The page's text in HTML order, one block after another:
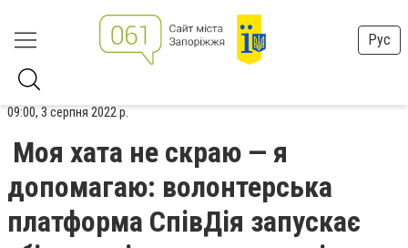
Рус
09:00, 3 серпня 2022 р.
Моя хата не скраю — я
допомагаю: волонтерська
платформа СпівДія запускає